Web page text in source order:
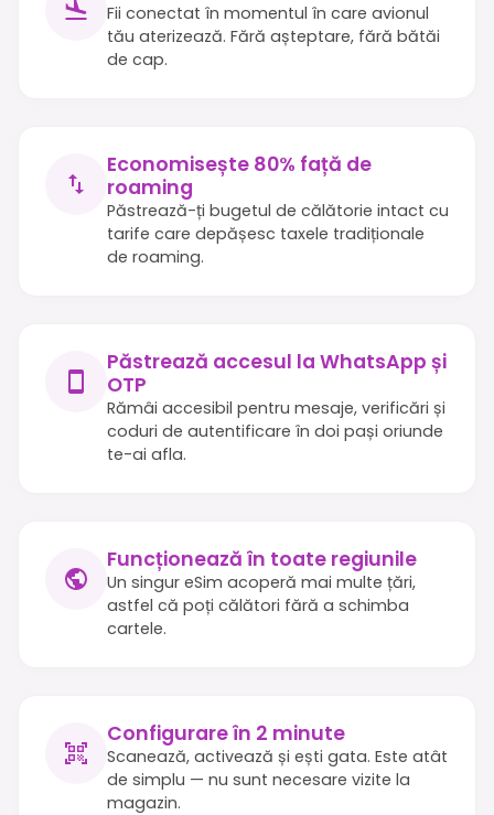
Fii conectat în momentul în care avionul
tău aterizează. Fără așteptare, fără bătăi
de cap.
Economisește 80% față de
roaming
Păstrează-ți bugetul de călătorie intact cu
tarife care depășesc taxele tradiționale
de roaming.
Păstrează accesul la WhatsApp și
OTP
Rămâi accesibil pentru mesaje, verificări și
coduri de autentificare în doi pași oriunde
te-ai afla.
Funcționează în toate regiunile
Un singur eSim acoperă mai multe țări,
astfel că poți călători fără a schimba
cartele.
Configurare în 2 minute
Scanează, activează și ești gata. Este atât
de simplu — nu sunt necesare vizite la
magazin.